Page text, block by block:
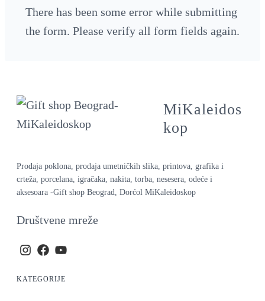
There has been some error while submitting
the form. Please verify all form fields again.
MiKaleidos
kop
Prodaja poklona, prodaja umetničkih slika, printova, grafika i
crteža, porcelana, igračaka, nakita, torba, nesesera, odeće i
aksesoara -Gift shop Beograd, Dorćol MiKaleidoskop
Društvene mreže
KATEGORIJE